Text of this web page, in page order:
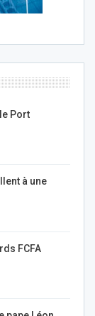
Port
à une
FCFA